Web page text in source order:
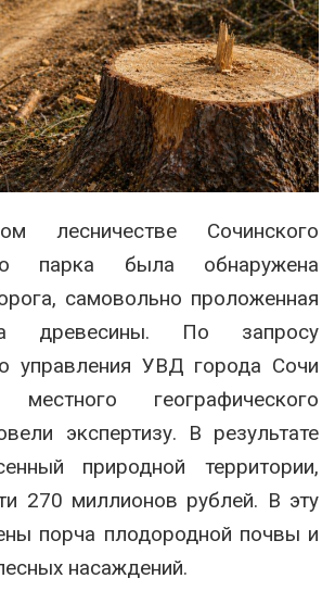
лесничестве Сочинского
парка была обнаружена
самовольно проложенная
древесины. По запросу
управления УВД города Сочи
местного географического
экспертизу. В результате
природной территории,
270 миллионов рублей. В эту
порча плодородной почвы и
насаждений.